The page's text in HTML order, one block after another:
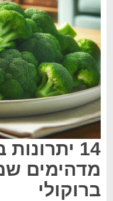
14
מדהימים
ברוקולי